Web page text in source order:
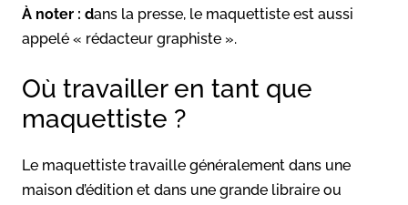
À noter : dans la presse, le maquettiste est aussi
appelé « rédacteur graphiste ».
Où travailler en tant que
maquettiste ?
Le maquettiste travaille généralement dans une
maison d’édition et dans une grande libraire ou